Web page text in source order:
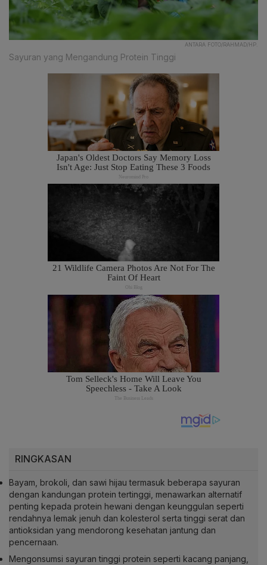
ANTARA FOTO/RAHMAD/HP.
Sayuran yang Mengandung Protein Tinggi
RINGKASAN
Bayam, brokoli, dan sawi hijau termasuk beberapa sayuran
dengan kandungan protein tertinggi, menawarkan alternatif
penting kepada protein hewani dengan keunggulan seperti
rendahnya lemak jenuh dan kolesterol serta tinggi serat dan
antioksidan yang mendorong kesehatan jantung dan
pencernaan.
Mengonsumsi sayuran tinggi protein seperti kacang panjang,